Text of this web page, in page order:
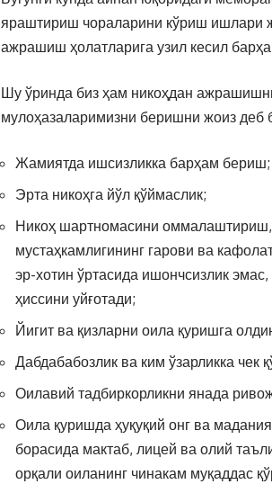
яраштириш чораларини кўриш ишлари
ажрашиш ҳолатларига узил кесил
Шу ўринда биз ҳам никоҳдан
мулоҳазаларимизни беришни жоиз деб
Жамиятда ишсизликка барҳам бериш;
Эрта никоҳга йўл қўймаслик;
Никоҳ шартномасини
мустаҳкамлигининг гарови ва
эр-хотин ўртасида ишончсизлик
ҳиссини уйғотади;
Йигит ва қизларни оила қуришга
Дабдабабозлик ва ким ўзарликка чек
Оилавий тадбиркорликни янада
Оила қуришда ҳуқуқий онг ва
борасида мактаб, лицей ва олий
орқали оиланинг чинакам муқаддас